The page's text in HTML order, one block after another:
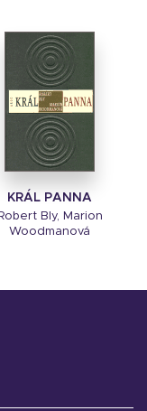
KRÁL PANNA
Robert Bly, Marion
Woodmanová